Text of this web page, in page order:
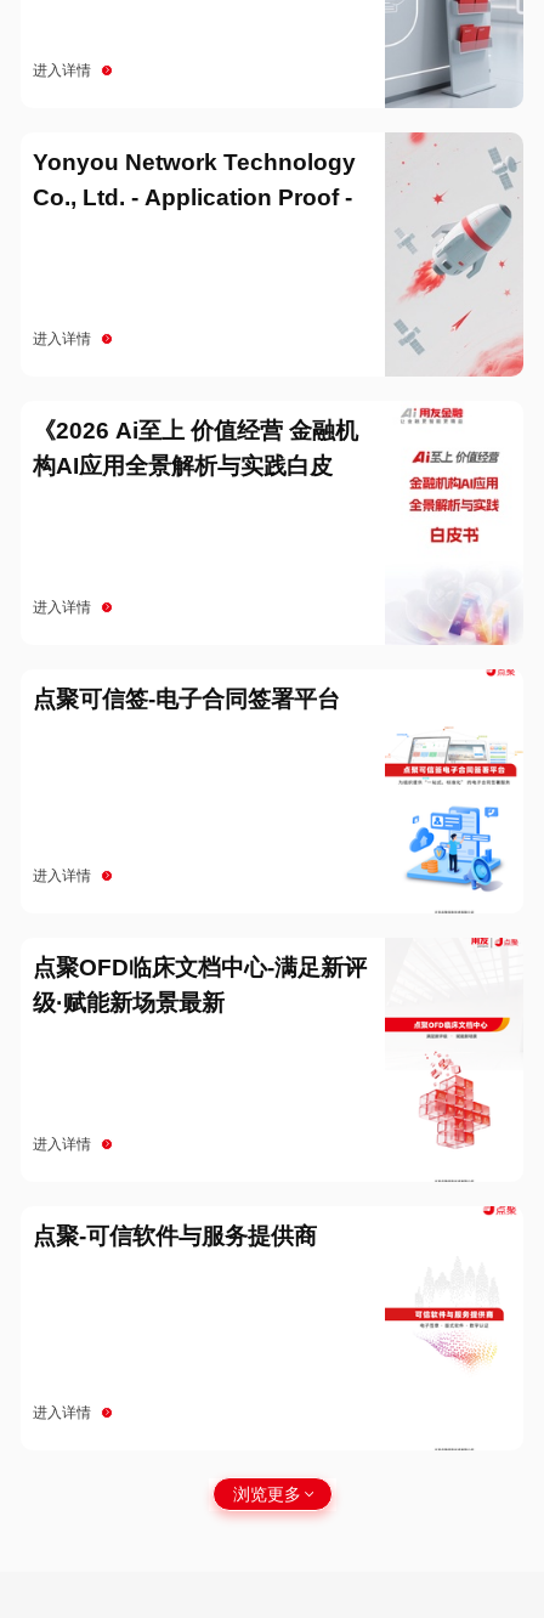
进入详情
Yonyou Network Technology
Co., Ltd. - Application Proof -
进入详情
《2026 Ai至上 价值经营 金融机
构AI应用全景解析与实践白皮
进入详情
点聚可信签-电子合同签署平台
进入详情
点聚OFD临床文档中心-满足新评
级·赋能新场景最新
进入详情
点聚-可信软件与服务提供商
进入详情
浏览更多